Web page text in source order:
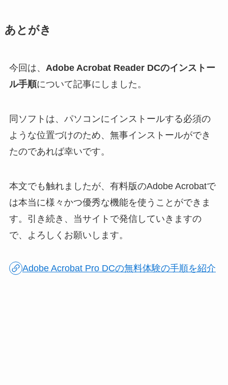
あとがき
今回は、 Adobe Acrobat Reader DCのインストー
ル手順について記事にしました。
同ソフトは、パソコンにインストールする必須の
ような位置づけのため、無事インストールができ
たのであれば幸いです。
本文でも触れましたが、有料版のAdobe Acrobatで
は本当に様々かつ優秀な機能を使うことができま
す。引き続き、当サイトで発信していきますの
で、よろしくお願いします。
Adobe Acrobat Pro DCの無料体験の手順を紹介